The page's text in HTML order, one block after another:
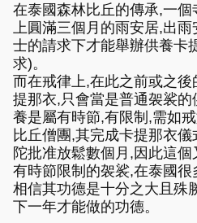
在泰國森林比丘的傳承,一
上圓滿三個月的雨安居,出
士的請求下才能舉辦供養卡
求)。
而在戒律上,在此之前或之
提那衣,只會當是普通袈裟
養是屬有時節,有限制,需如
比丘僧團,其完成卡提那衣
陀批准放鬆數個月,因此這
有時節限制的袈裟,在泰國
相信其功德是十分之大且殊
下一年才能做的功德。